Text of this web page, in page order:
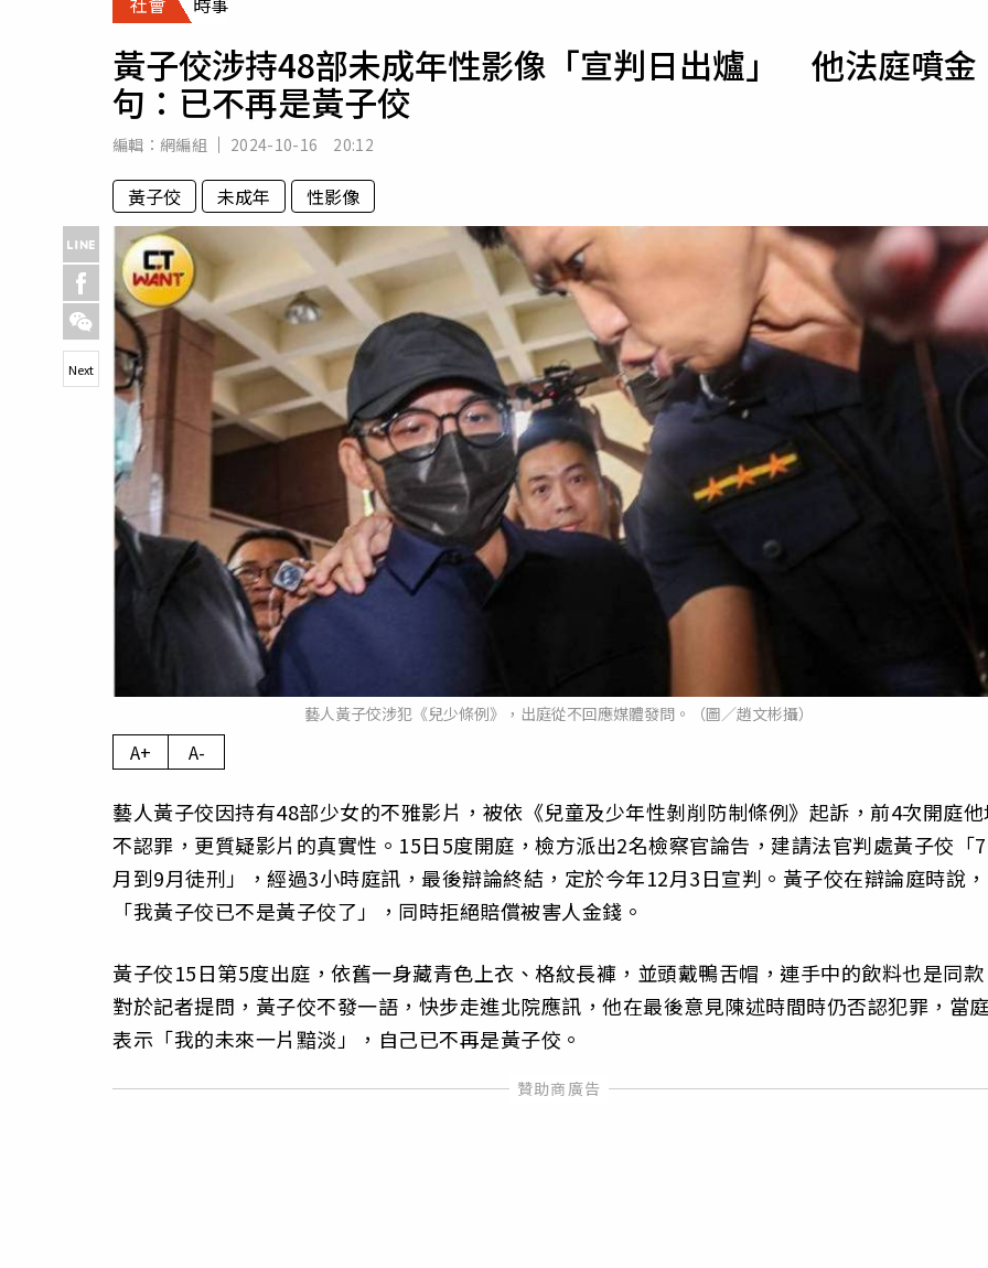
專欄
房產新勢力
運勢
黃子佼涉持48部未成年性影像「宣判日出爐」 他法庭噴金
句：已不再是黃子佼
編輯： 網編組 2024-10-16 20:12
黃子佼 未成年 性影像
藝人黃子佼涉犯《兒少條例》，出庭從不回應媒體發問。（圖／趙文彬攝）
Next
A+ A-
藝人黃子佼因持有48部少女的不雅影片，被依《兒童及少年性剝削防制條例》起訴，前4次開庭
不認罪，更質疑影片的真實性。15日5度開庭，檢方派出2名檢察官論告，建請法官判處黃子佼「7
月到9月徒刑」，經過3小時庭訊，最後辯論終結，定於今年12月3日宣判。黃子佼在辯論庭時說，
「我黃子佼已不是黃子佼了」，同時拒絕賠償被害人金錢。
黃子佼15日第5度出庭，依舊一身藏青色上衣、格紋長褲，並頭戴鴨舌帽，連手中的飲料也是同
對於記者提問，黃子佼不發一語，快步走進北院應訊，他在最後意見陳述時間時仍否認犯罪，當
表示「我的未來一片黯淡」，自己已不再是黃子佼。